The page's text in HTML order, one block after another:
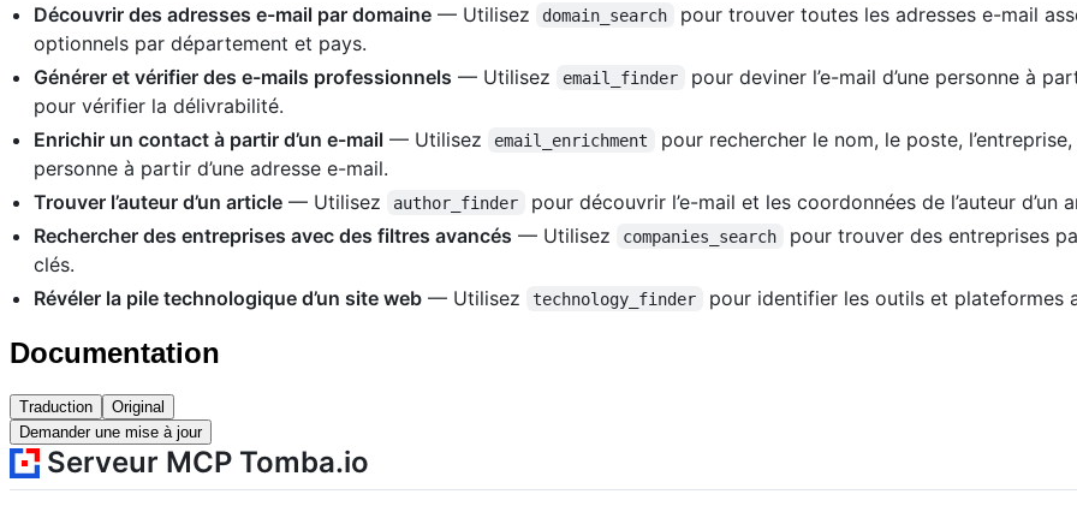
Découvrir des adresses e-mail par domaine — Utilisez domain_search
pour trouver toutes les adresses e-mail
optionnels par département et pays.
Générer et vérifier des e-mails professionnels — Utilisez email_finder pour deviner l’e-mail d’une personne à
pour vérifier la délivrabilité.
Enrichir un contact à partir d’un e-mail — Utilisez email_enrichment
pour rechercher le nom, le poste,
personne à partir d’une adresse e-mail.
Trouver l’auteur d’un article — Utilisez author_finder
pour découvrir l’e-mail et les coordonnées de l’auteur d’un
Rechercher des entreprises avec des filtres avancés — Utilisez companies_search
pour trouver des entreprises
clés.
Révéler la pile technologique d’un site web — Utilisez technology_finder pour identifier les outils et plateformes
Documentation
Traduction
Original
Demander une mise à jour
Serveur MCP Tomba.io